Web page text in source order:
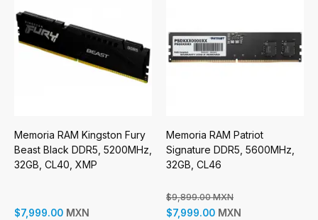
Memoria RAM Kingston Fury
Beast Black DDR5, 5200MHz,
32GB, CL40, XMP
$7,999.00 MXN
Memoria RAM Patriot
Signature DDR5, 5600MHz,
32GB, CL46
$9,899.00 MXN
$7,999.00 MXN